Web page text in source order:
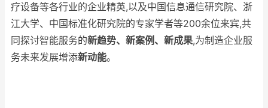
疗设备等各行业的企业精英,以及中国信息通信研究院、浙
江大学、中国标准化研究院的专家学者等200余位来宾,共
同探讨智能服务的新趋势、新案例、新成果,为制造企业服
务未来发展增添新动能。